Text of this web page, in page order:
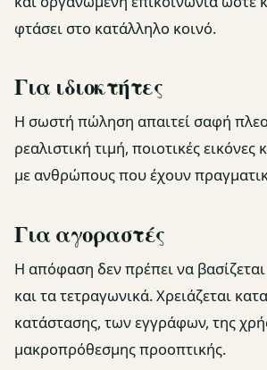
φτάσει στο κατάλληλο κοινό.
Για ιδιοκτήτες
Η σωστή πώληση απαιτεί σαφή
ρεαλιστική τιμή, ποιοτικές εικόνες
με ανθρώπους που έχουν
Για αγοραστές
Η απόφαση δεν πρέπει να
και τα τετραγωνικά. Χρειάζεται
κατάστασης, των εγγράφων, της
μακροπρόθεσμης προοπτικής.